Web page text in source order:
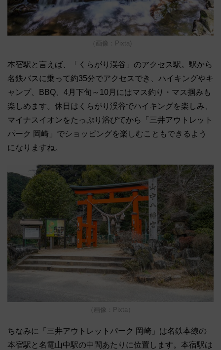
（画像：Pixta)
本宿駅と言えば、「くらがり渓谷」のアクセス駅。駅から
名鉄バスに乗って約35分でアクセスでき、ハイキングやキ
ャンプ、BBQ、4月下旬～10月にはマス釣り・マス掴みも
楽しめます。休日はくらがり渓谷でハイキングを楽しみ、
マイナスイオンをたっぷり浴びてから「三井アウトレット
パーク 岡崎」でショッピングを楽しむこともできるよう
になりますね。
（画像：Pixta）
ちなみに「三井アウトレットパーク 岡崎」は名鉄本線の
本宿駅と名電山中駅の中間あたりに位置します。本宿駅は